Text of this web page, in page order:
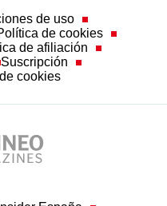
de uso
de cookies
de afiliación
Suscripción
cookies